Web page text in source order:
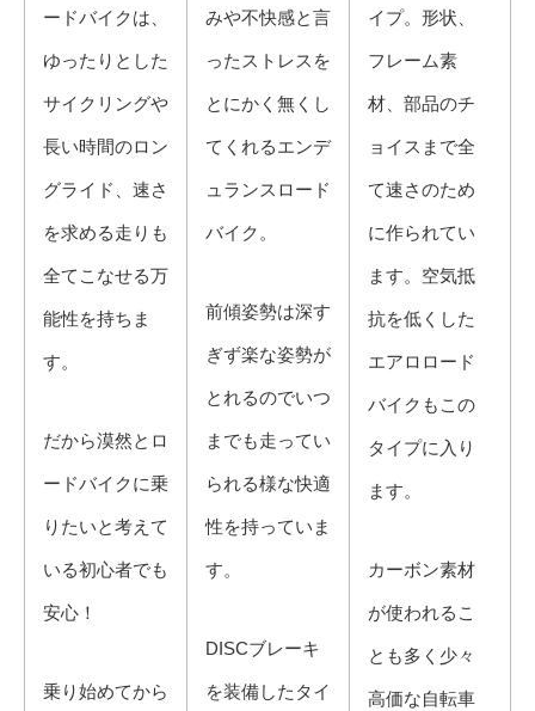
ードバイクは、
ゆったりとした
サイクリングや
長い時間のロン
グライド、速さ
を求める走りも
全てこなせる万
能性を持ちま
す。
だから漠然とロ
ードバイクに乗
りたいと考えて
いる初心者でも
安心！
乗り始めてから
みや不快感と言
ったストレスを
とにかく無くし
てくれるエンデ
ュランスロード
バイク。
​前傾姿勢は深す
ぎず楽な姿勢が
とれるのでいつ
までも走ってい
られる様な快適
性を持っていま
す。
DISCブレーキ
を装備したタイ
イプ。形状、
フレーム素
材、部品のチ
ョイスまで全
て速さのため
に作られてい
ます。空気抵
抗を低くした
エアロロード
バイクもこの
タイプに入り
ます。
カーボン素材
が使われるこ
とも多く少々
高価な自転車